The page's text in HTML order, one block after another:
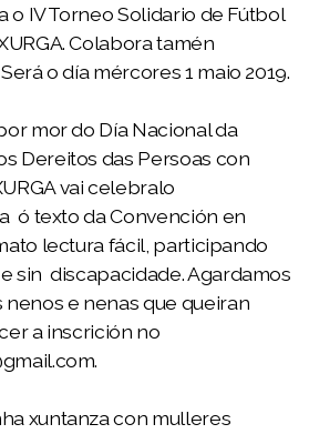
o IV Torneo Solidario de Fútbol
Colabora tamén
o día mércores 1 maio 2019.
mor do Día Nacional da
Dereitos das Persoas con
vai celebralo
ó texto da Convención en
lectura fácil, participando
sin discapacidade. Agardamos
nenos e nenas que queiran
a inscrición no
xuntanza con mulleres
2021
IN.XURGA 2022
IN.XURGA 2023
IN.XURGA 2024
IN.XURGA 2025
IN.XURGA 2026
de Xénero e Muller